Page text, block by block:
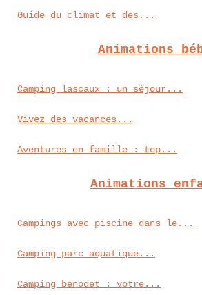
Guide du climat et des...
Animations
Camping lascaux : un séjour...
Vivez des vacances...
Aventures en famille : top...
Animations
Campings avec piscine dans le...
Camping parc aquatique...
Camping benodet : votre...